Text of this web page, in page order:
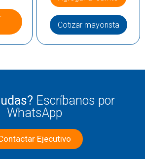
Cotizar mayorista
Escríbanos por
WhatsApp
Ejecutivo